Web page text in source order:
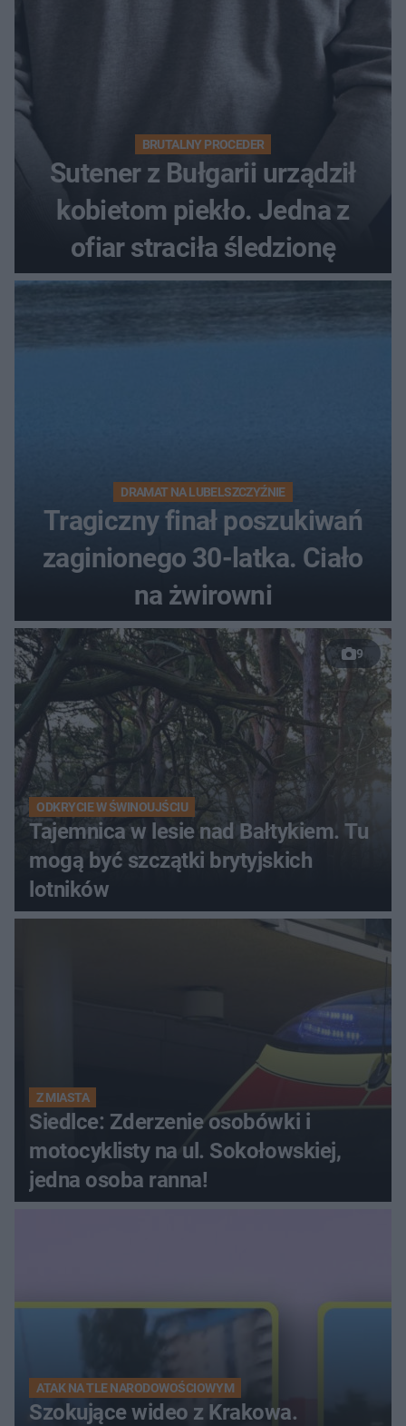
BRUTALNY PROCEDER
Sutener z Bułgarii urządził
kobietom piekło. Jedna z
ofiar straciła śledzionę
DRAMAT NA LUBELSZCZYŹNIE
Tragiczny finał poszukiwań
zaginionego 30-latka. Ciało
na żwirowni
9
ODKRYCIE W ŚWINOUJŚCIU
Tajemnica w lesie nad Bałtykiem. Tu
mogą być szczątki brytyjskich
lotników
Z MIASTA
Siedlce: Zderzenie osobówki i
motocyklisty na ul. Sokołowskiej,
jedna osoba ranna!
ATAK NA TLE NARODOWOŚCIOWYM
Szokujące wideo z Krakowa.